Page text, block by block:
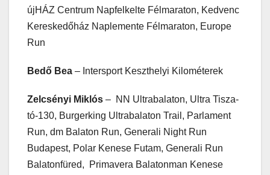
újHÁZ Centrum Napfelkelte Félmaraton, Kedvenc
Kereskedőház Naplemente Félmaraton, Europe
Run
Bedő Bea – Intersport Keszthelyi Kilométerek
Zelcsényi Miklós – NN Ultrabalaton, Ultra Tisza-
tó-130, Burgerking Ultrabalaton Trail, Parlament
Run, dm Balaton Run, Generali Night Run
Budapest, Polar Kenese Futam, Generali Run
Balatonfüred, Primavera Balatonman Kenese